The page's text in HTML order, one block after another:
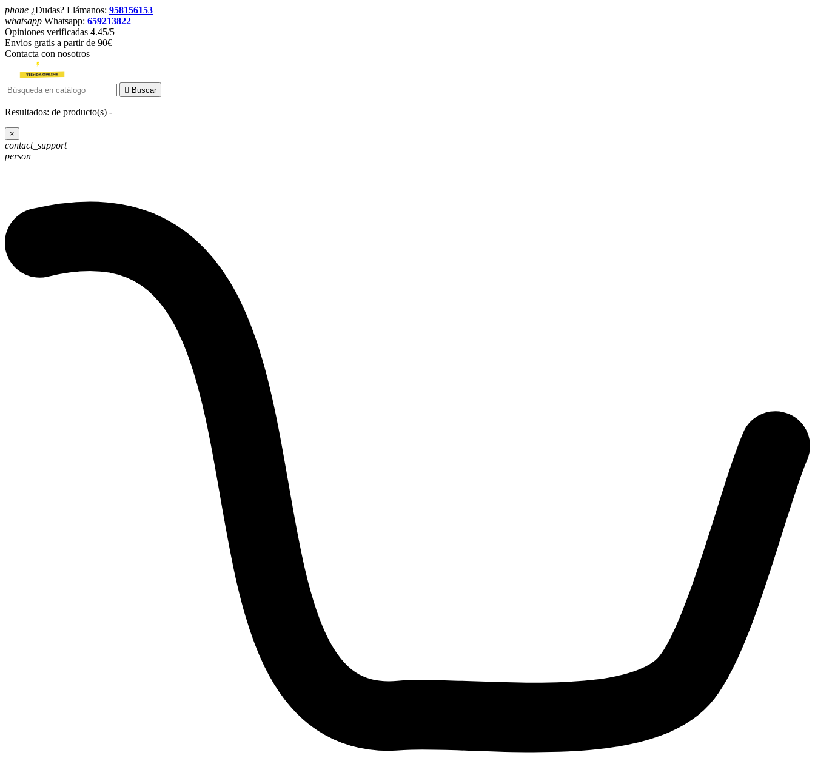
phone ¿Dudas? Llámanos: 958156153
whatsapp Whatsapp: 659213822
Opiniones verificadas 4.45/5
Envios gratis a partir de 90€
Contacta con nosotros
 Buscar
Resultados: de producto(s) -
×
contact_support
person